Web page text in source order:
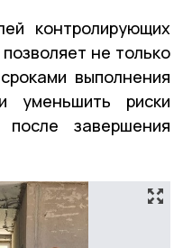
контролирующих
не только
выполнения
уменьшить риски
после завершения